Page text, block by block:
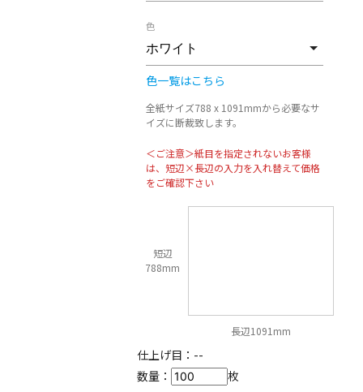
色
色一覧はこちら
全紙サイズ788 x 1091mmから必要なサ
イズに断裁致します。
＜ご注意＞紙目を指定されないお客様
は、短辺×長辺の入力を入れ替えて価格
をご確認下さい
短辺
788mm
長辺1091mm
仕上げ目： --
数量：
枚